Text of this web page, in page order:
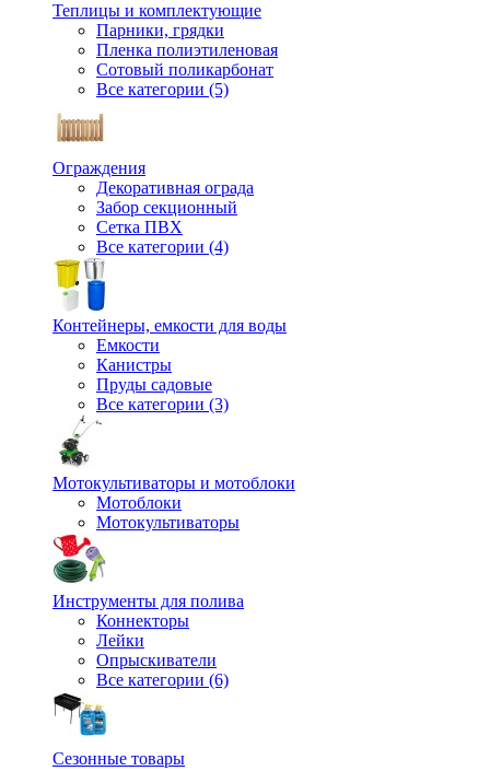
Теплицы и комплектующие
Парники, грядки
Пленка полиэтиленовая
Сотовый поликарбонат
Все категории (5)
Ограждения
Декоративная ограда
Забор секционный
Сетка ПВХ
Все категории (4)
Контейнеры, емкости для воды
Емкости
Канистры
Пруды садовые
Все категории (3)
Мотокультиваторы и мотоблоки
Мотоблоки
Мотокультиваторы
Инструменты для полива
Коннекторы
Лейки
Опрыскиватели
Все категории (6)
Сезонные товары